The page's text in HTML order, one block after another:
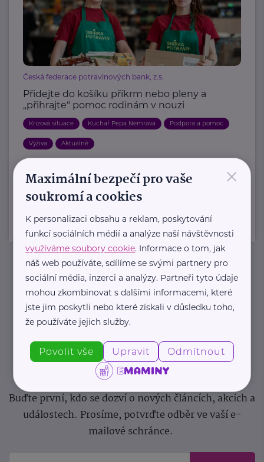
Česká federace potravinových bank, z.s.
Přidejte do košíku příkrm nebo pleny a
„přihrajte“ pomoc rodinám v nouzi
Krizová situace Kuchař Pepa Nemrava Podpora a pomoc
Výživa Aktuálně
Další články
Newsletter
Pravidelný přísun novinek, inspirace na každý den,
Newsletter webu eMaminy.cz. Přihlaste se k jeho
odběru a čtěte o tématech, které vám pomohou
v náročném období nebo zpříjemní rodinný život.
Buďte první, kdo se dozví o nových článcích, akcích a
událostech. Prosíme, potvrďte odběr ve vaší e-
mailové schránce.
×
Maximální bezpečí pro vaše
soukromí a cookies
K personalizaci obsahu a reklam, poskytování
funkcí sociálních médií a analýze naší návštěvnosti
využíváme soubory cookie. Informace o tom, jak
náš web používáte, sdílíme se svými partnery pro
sociální média, inzerci a analýzy. Partneři tyto údaje
mohou zkombinovat s dalšími informacemi, které
jste jim poskytli nebo které získali v důsledku toho,
že používáte jejich služby.
Povolit vše Upravit Odmítnout